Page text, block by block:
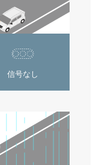
信号なし